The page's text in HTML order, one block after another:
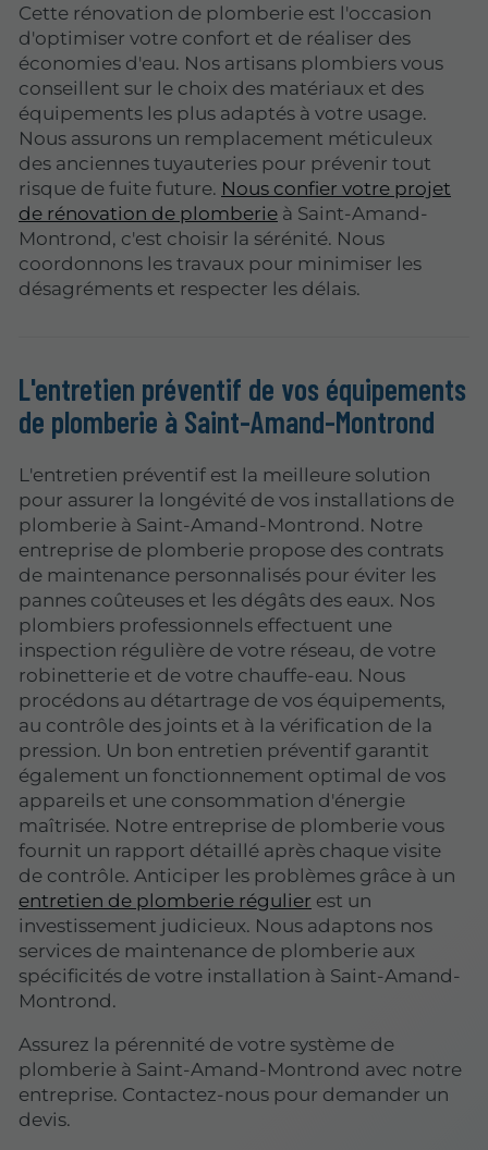
Cette rénovation de plomberie est l'occasion
d'optimiser votre confort et de réaliser des
économies d'eau. Nos artisans plombiers vous
conseillent sur le choix des matériaux et des
équipements les plus adaptés à votre usage.
Nous assurons un remplacement méticuleux
des anciennes tuyauteries pour prévenir tout
risque de fuite future. Nous confier votre projet
de rénovation de plomberie à Saint-Amand-
Montrond, c'est choisir la sérénité. Nous
coordonnons les travaux pour minimiser les
désagréments et respecter les délais.
L'entretien préventif de vos équipements
de plomberie à Saint-Amand-Montrond
L'entretien préventif est la meilleure solution
pour assurer la longévité de vos installations de
plomberie à Saint-Amand-Montrond. Notre
entreprise de plomberie propose des contrats
de maintenance personnalisés pour éviter les
pannes coûteuses et les dégâts des eaux. Nos
plombiers professionnels effectuent une
inspection régulière de votre réseau, de votre
robinetterie et de votre chauffe-eau. Nous
procédons au détartrage de vos équipements,
au contrôle des joints et à la vérification de la
pression. Un bon entretien préventif garantit
également un fonctionnement optimal de vos
appareils et une consommation d'énergie
maîtrisée. Notre entreprise de plomberie vous
fournit un rapport détaillé après chaque visite
de contrôle. Anticiper les problèmes grâce à un
entretien de plomberie régulier est un
investissement judicieux. Nous adaptons nos
services de maintenance de plomberie aux
spécificités de votre installation à Saint-Amand-
Montrond.
Assurez la pérennité de votre système de
plomberie à Saint-Amand-Montrond avec notre
entreprise. Contactez-nous pour demander un
devis.